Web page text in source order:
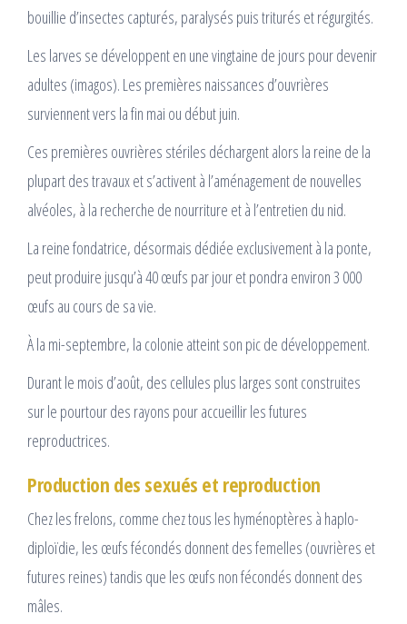
bouillie d’insectes capturés, paralysés puis triturés et régurgités.
Les larves se développent en une vingtaine de jours pour devenir
adultes (imagos). Les premières naissances d’ouvrières
surviennent vers la fin mai ou début juin.
Ces premières ouvrières stériles déchargent alors la reine de la
plupart des travaux et s’activent à l’aménagement de nouvelles
alvéoles, à la recherche de nourriture et à l’entretien du nid.
La reine fondatrice, désormais dédiée exclusivement à la ponte,
peut produire jusqu’à 40 œufs par jour et pondra environ 3 000
œufs au cours de sa vie.
À la mi-septembre, la colonie atteint son pic de développement.
Durant le mois d’août, des cellules plus larges sont construites
sur le pourtour des rayons pour accueillir les futures
reproductrices.
Production des sexués et reproduction
Chez les frelons, comme chez tous les hyménoptères à haplo-
diploïdie, les œufs fécondés donnent des femelles (ouvrières et
futures reines) tandis que les œufs non fécondés donnent des
mâles.